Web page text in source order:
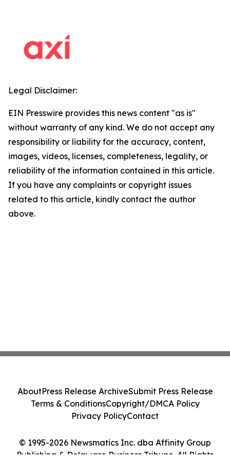
Legal Disclaimer:
EIN Presswire provides this news content "as is"
without warranty of any kind. We do not accept any
responsibility or liability for the accuracy, content,
images, videos, licenses, completeness, legality, or
reliability of the information contained in this article.
If you have any complaints or copyright issues
related to this article, kindly contact the author
above.
© 1995-2026 Newsmatics Inc. dba Affinity Group
Publishing & Delaware Business Tribune. All Rights
AboutPress Release ArchiveSubmit Press Release
Terms & ConditionsCopyright/DMCA Policy
Privacy PolicyContact